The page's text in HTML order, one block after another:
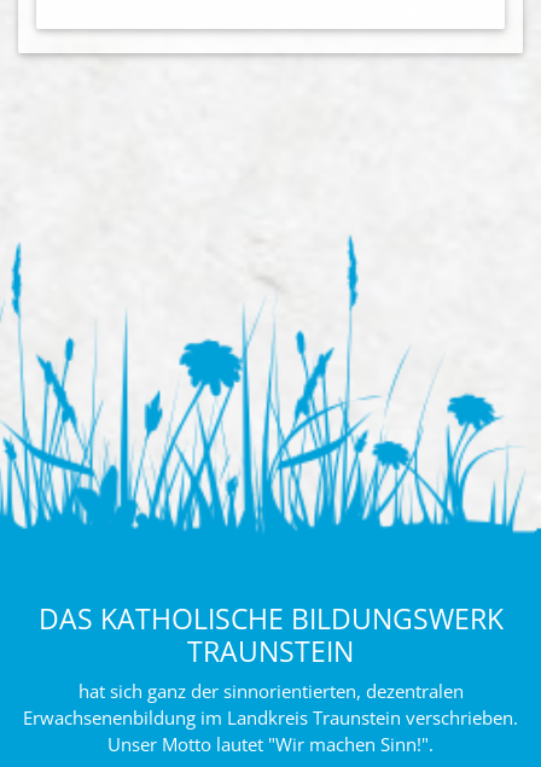
DAS KATHOLISCHE BILDUNGSWERK
TRAUNSTEIN
hat sich ganz der sinnorientierten, dezentralen
Erwachsenenbildung im Landkreis Traunstein verschrieben.
Unser Motto lautet "Wir machen Sinn!".